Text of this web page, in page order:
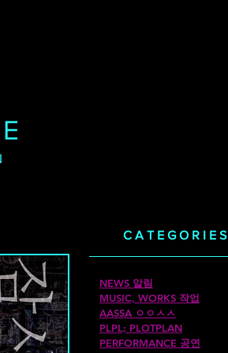
CATEGORIES
NEWS 알림
MUSIC, WORKS 작업
AASSA ㅇㅇㅅㅅ
PLPL; PLOTPLAN
PERFORMANCE 공연